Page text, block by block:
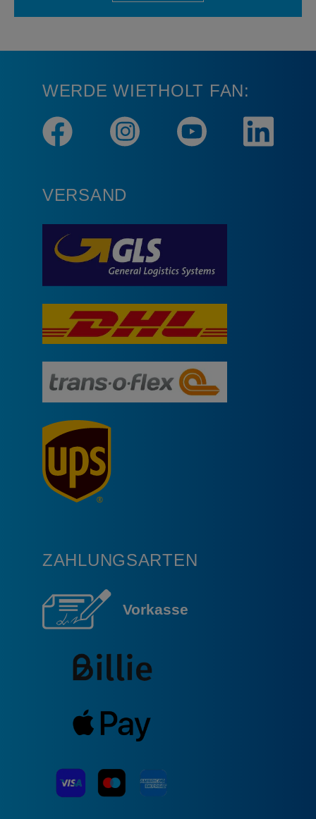
WERDE WIETHOLT FAN:
VERSAND
ZAHLUNGSARTEN
Vorkasse